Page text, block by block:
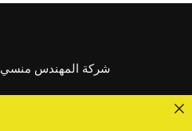
شركة المهندس منسي